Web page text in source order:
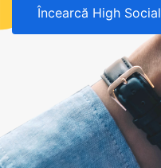
Încearcă High